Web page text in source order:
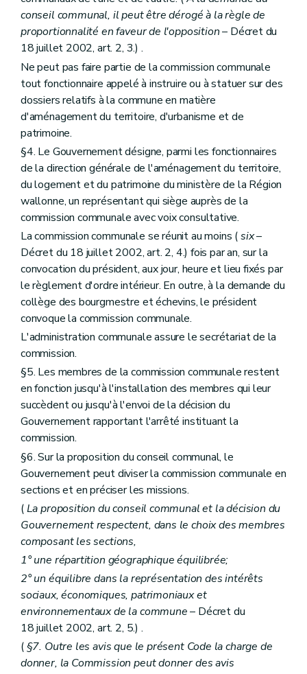
Art. 221
Art. 222
Sous-section 3
Ressources
Art. 223
Art. 224
Sous-section 4 Gestion de l'Institut
Art. 225
Sous-section 5 Commission consultative
Art. 226
Sous-section 6
Personnel
Art. 228
Art. 229
Chapitre III Des indemnités
Art. 230
Titre III
Du petit patrimoine populaire
Art. 231
Titre IV De l'archéologie
Chapitre premier
Des définitions
Art. 232
Chapitre II Des mesures de protection
Art. 233
Art. 234
Art. 235
Chapitre III Des sondages archéologiques et des fouilles
Art. 237
Art. 238
Art. 239
Art. 240
Art. 241
Art. 242
Art. 243
Art. 244
Chapitre IV Des sondages archéologiques et des fouilles d'utilité publique
Art. 245
Art. 246
Art. 247
Art. 248
Chapitre V Des découvertes fortuites
Art. 249
Chapitre VI Des subventions
Art. 250
Art. 251
Chapitre VII
Des indemnités
Art. 252
Titre (V– Décret du 1erjuillet 1993, art. 3) . - Dispositions transitoires
Art. 236
Art. 237
Livre IV Des mesures d'exécution
Titre premier Des mesures d'exécution du livre I
conseil communal, il peut être dérogé à la règle de
proportionnalité en faveur de l'opposition– Décret du
18 juillet 2002, art. 2, 3.) .
Ne peut pas faire partie de la commission communale
tout fonctionnaire appelé à instruire ou à statuer sur des
dossiers relatifs à la commune en matière
d'aménagement du territoire, d'urbanisme et de
patrimoine.
§4. Le Gouvernement désigne, parmi les fonctionnaires
de la direction générale de l'aménagement du territoire,
du logement et du patrimoine du ministère de la Région
wallonne, un représentant qui siège auprès de la
commission communale avec voix consultative.
La commission communale se réunit au moins (six–
Décret du 18 juillet 2002, art. 2, 4.) fois par an, sur la
convocation du président, aux jour, heure et lieu fixés par
le règlement d'ordre intérieur. En outre, à la demande du
collège des bourgmestre et échevins, le président
convoque la commission communale.
L'administration communale assure le secrétariat de la
commission.
§5. Les membres de la commission communale restent
en fonction jusqu'à l'installation des membres qui leur
succèdent ou jusqu'à l'envoi de la décision du
Gouvernement rapportant l'arrêté instituant la
commission.
§6. Sur la proposition du conseil communal, le
Gouvernement peut diviser la commission communale en
sections et en préciser les missions.
(La proposition du conseil communal et la décision du
Gouvernement respectent, dans le choix des membres
composant les sections,
1° une répartition géographique équilibrée;
2° un équilibre dans la représentation des intérêts
sociaux, économiques, patrimoniaux et
environnementaux de la commune– Décret du
18 juillet 2002, art. 2, 5.) .
( §7. Outre les avis que le présent Code la charge de
donner, la Commission peut donner des avis